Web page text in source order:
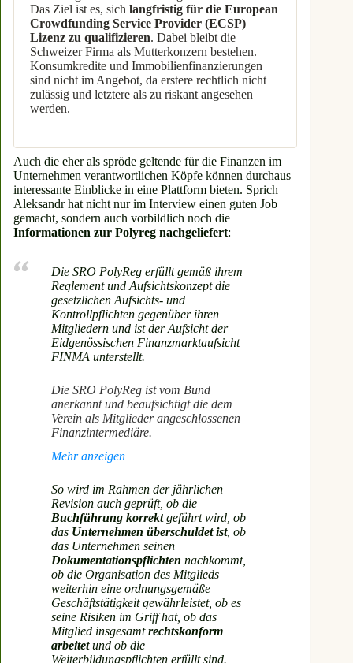
Das Ziel ist es, sich langfristig für die European
Crowdfunding Service Provider (ECSP)
Lizenz zu qualifizieren. Dabei bleibt die
Schweizer Firma als Mutterkonzern bestehen.
Konsumkredite und Immobilienfinanzierungen
sind nicht im Angebot, da erstere rechtlich nicht
zulässig und letztere als zu riskant angesehen
werden.
Auch die eher als spröde geltende für die Finanzen im
Unternehmen verantwortlichen Köpfe können durchaus
interessante Einblicke in eine Plattform bieten. Sprich
Aleksandr hat nicht nur im Interview einen guten Job
gemacht, sondern auch vorbildlich noch die
Informationen zur Polyreg nachgeliefert:
Die SRO PolyReg erfüllt gemäß ihrem
Reglement und Aufsichtskonzept die
gesetzlichen Aufsichts- und
Kontrollpflichten gegenüber ihren
Mitgliedern und ist der Aufsicht der
Eidgenössischen Finanzmarktaufsicht
FINMA unterstellt.
Die SRO PolyReg ist vom Bund
anerkannt und beaufsichtigt die dem
Verein als Mitglieder angeschlossenen
Finanzintermediäre.
Das Mitglied selbst sowie alle mit der
betrauten Personen und alle Mitarbeiter,
die eine GwG-relevante Aufgabe
wahrnehmen, müssen in Bezug auf ihre
Tätigkeit als Finanzintermediäreinen
guten Ruf genießenund die Gewähr
bieten, dass sie ihre Pflichten erfüllen.
Zudem sind die Mitglieder verpflichtet,
ihre Tätigkeit jederzeit im Einklang mit
dem statutarischen Zweck auszuüben und
die Pflichten aus dem GwG, den
Weisungen der FINMA und den
Mehr anzeigen
So wird im Rahmen der jährlichen
Revision auch geprüft, ob die
Buchführung korrektgeführt wird, ob
das Unternehmen überschuldet ist, ob
das Unternehmen seinen
Dokumentationspflichten nachkommt,
ob die Organisation des Mitglieds
weiterhin eine ordnungsgemäße
Geschäftstätigkeit gewährleistet, ob es
seine Risiken im Griff hat, ob das
Mitglied insgesamtrechtskonform
arbeitetund ob die
Weiterbildungspflichten erfüllt sind.